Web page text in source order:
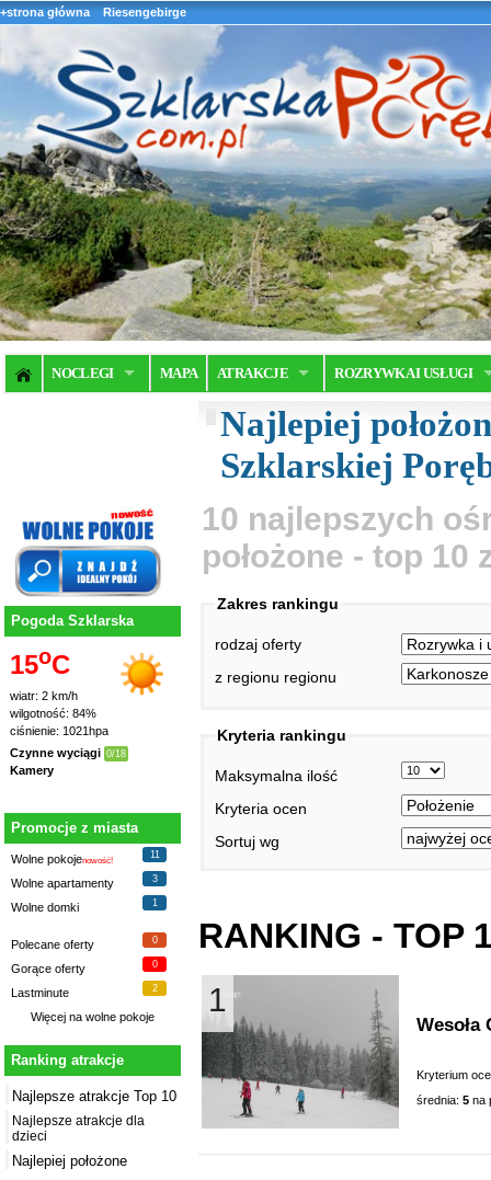
+strona główna Riesengebirge
NOCLEGI MAPA ATRAKCJE ROZRYWKA I USŁUGI
Pogoda Szklarska
15oC
wiatr: 2 km/h
wilgotność: 84%
ciśnienie: 1021hpa
Czynne wyciągi 0/18
Kamery
Promocje z miasta
Wolne pokojenowość!
11
Wolne apartamenty 3
Wolne domki 1
Polecane oferty 0
Gorące oferty 0
Lastminute 2
Więcej na wolne pokoje
Ranking atrakcje
Najlepsze atrakcje Top 10
Najlepsze atrakcje dla
dzieci
Najlepiej położone
Najlepiej
Szklarskiej
10 najlepszych
położone - top
Zakres rankingu
rodzaj oferty
z regionu regionu
Kryteria rankingu
Maksymalna ilość
Kryteria ocen
Sortuj wg
RANKING - TOP
1
Wesoła
Kryterium
średnia: 5 na